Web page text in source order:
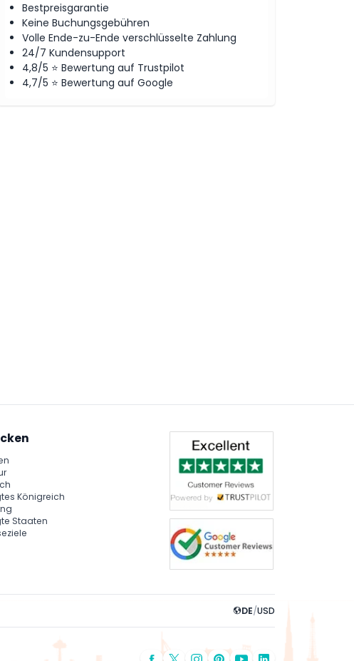
Bestpreisgarantie
Keine Buchungsgebühren
Volle Ende-zu-Ende verschlüsselte Zahlung
24/7 Kundensupport
4,8/5 ⭐ Bewertung auf Trustpilot
4,7/5 ⭐ Bewertung auf Google
Königreich
Staaten
DE/USD